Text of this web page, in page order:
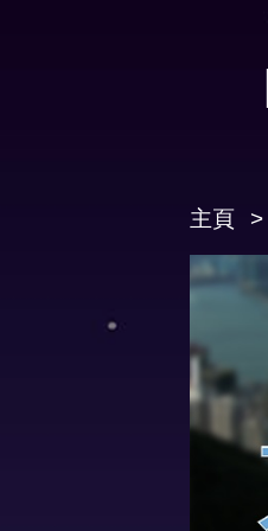
主頁